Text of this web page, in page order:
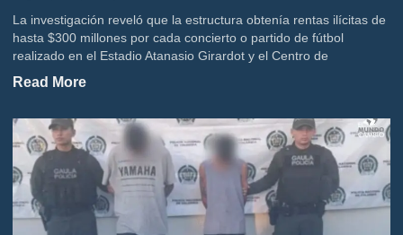
La investigación reveló que la estructura obtenía rentas ilícitas de
hasta $300 millones por cada concierto o partido de fútbol
realizado en el Estadio Atanasio Girardot y el Centro de
Read More